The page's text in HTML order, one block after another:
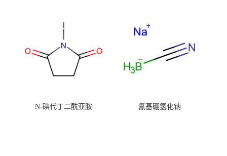
N-碘代丁二酰亚胺 氰基硼氢化钠